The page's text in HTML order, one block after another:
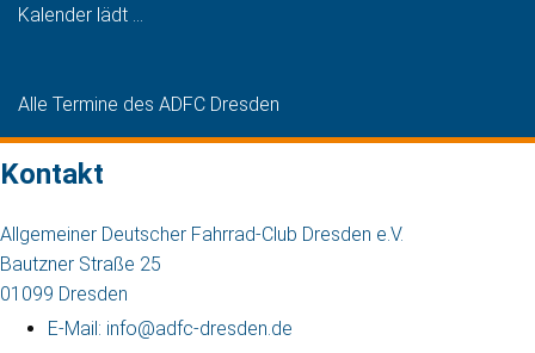
Kalender lädt ...
Alle Termine des ADFC Dresden
Kontakt
Allgemeiner Deutscher Fahrrad-Club Dresden e.V.
Bautzner Straße 25
01099 Dresden
E-Mail: info@adfc-dresden.de